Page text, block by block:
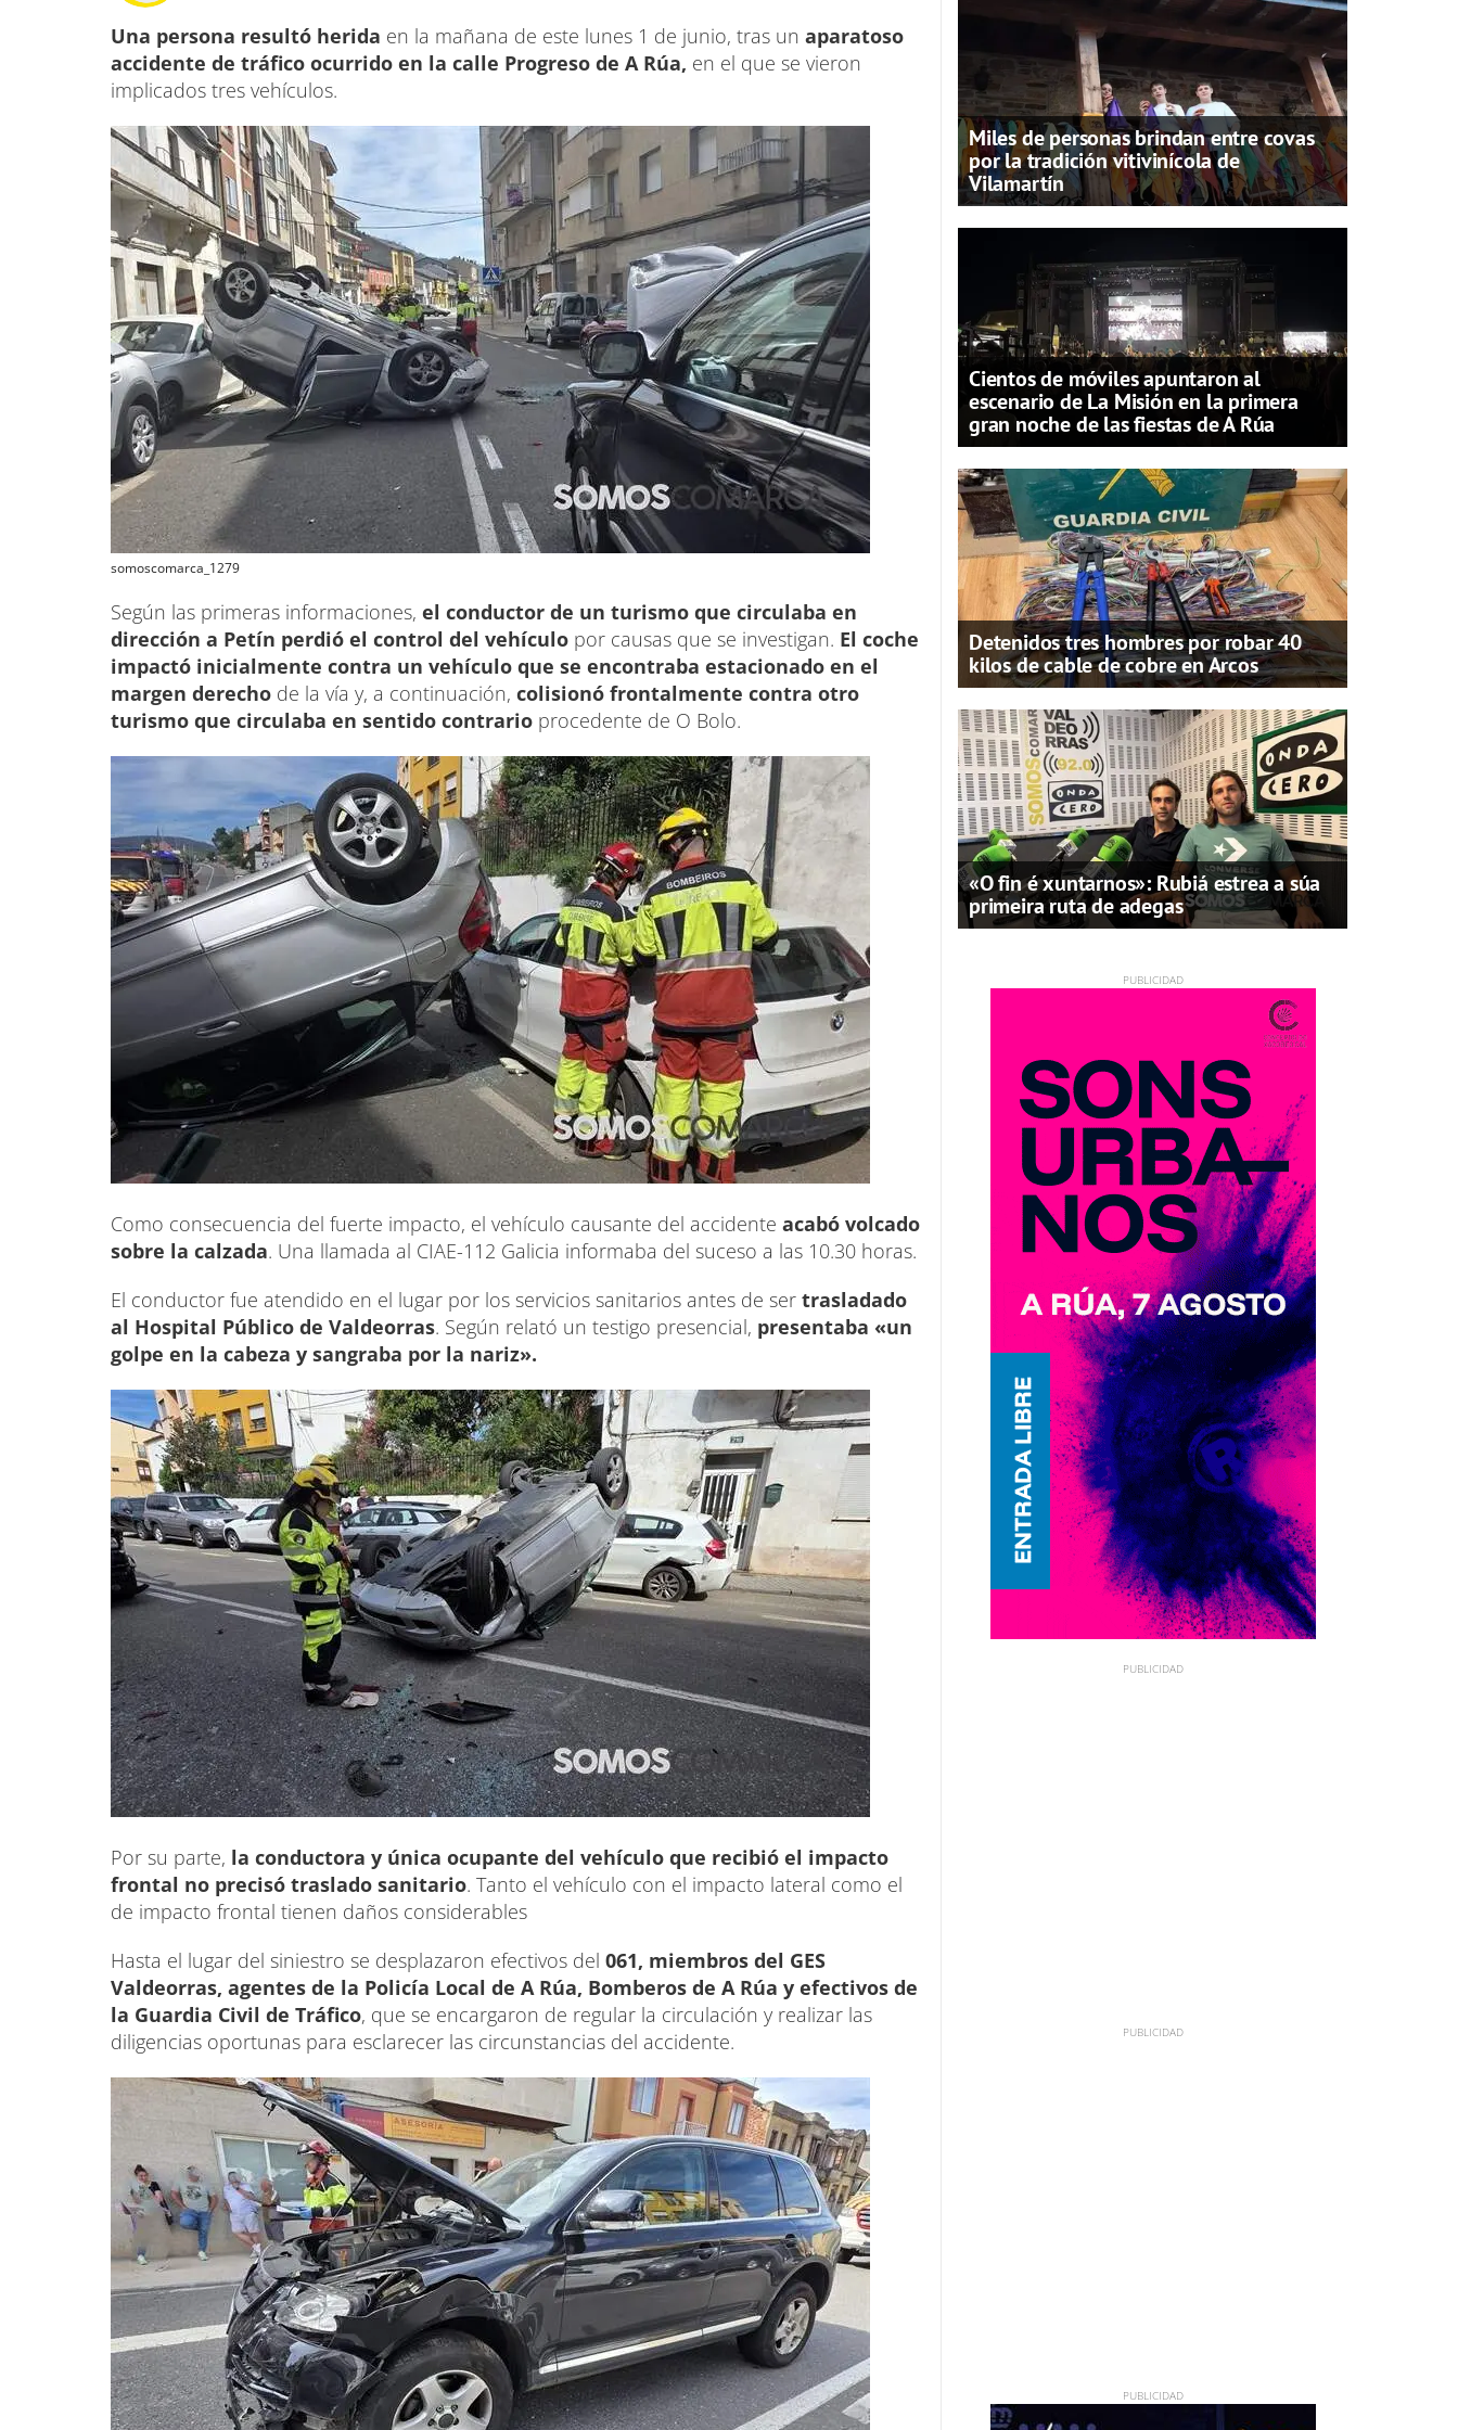
Una persona resultó herida en la mañana de este lunes 1 de junio, tras un aparatoso
accidente de tráfico ocurrido en la calle Progreso de A Rúa, en el que se vieron
implicados tres vehículos.
somoscomarca_1279
Según las primeras informaciones, el conductor de un turismo que circulaba en
dirección a Petín perdió el control del vehículo por causas que se investigan. El coche
impactó inicialmente contra un vehículo que se encontraba estacionado en el
margen derecho de la vía y, a continuación, colisionó frontalmente contra otro
turismo que circulaba en sentido contrario procedente de O Bolo.
Como consecuencia del fuerte impacto, el vehículo causante del accidente acabó volcado
sobre la calzada. Una llamada al CIAE-112 Galicia informaba del suceso a las 10.30 horas.
El conductor fue atendido en el lugar por los servicios sanitarios antes de ser trasladado
al Hospital Público de Valdeorras. Según relató un testigo presencial, presentaba «un
golpe en la cabeza y sangraba por la nariz».
Por su parte, la conductora y única ocupante del vehículo que recibió el impacto
frontal no precisó traslado sanitario. Tanto el vehículo con el impacto lateral como el
de impacto frontal tienen daños considerables
Hasta el lugar del siniestro se desplazaron efectivos del 061, miembros del GES
Valdeorras, agentes de la Policía Local de A Rúa, Bomberos de A Rúa y efectivos de
la Guardia Civil de Tráfico, que se encargaron de regular la circulación y realizar las
diligencias oportunas para esclarecer las circunstancias del accidente.
Miles de personas brindan entre covas
por la tradición vitivinícola de
Vilamartín
Cientos de móviles apuntaron al
escenario de La Misión en la primera
gran noche de las fiestas de A Rúa
Detenidos tres hombres por robar 40
kilos de cable de cobre en Arcos
«O fin é xuntarnos»: Rubiá estrea a súa
primeira ruta de adegas